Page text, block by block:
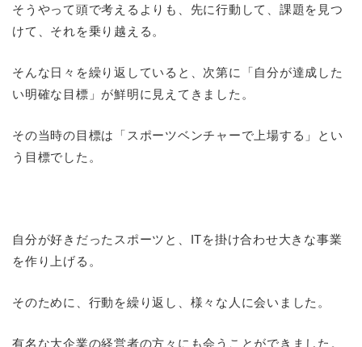
そうやって頭で考えるよりも、先に行動して、課題を見つ
けて、それを乗り越える。
そんな日々を繰り返していると、次第に「自分が達成した
い明確な目標」が鮮明に見えてきました。
その当時の目標は「スポーツベンチャーで上場する」とい
う目標でした。
自分が好きだったスポーツと、ITを掛け合わせ大きな事業
を作り上げる。
そのために、行動を繰り返し、様々な人に会いました。
有名な大企業の経営者の方々にも会うことができました。